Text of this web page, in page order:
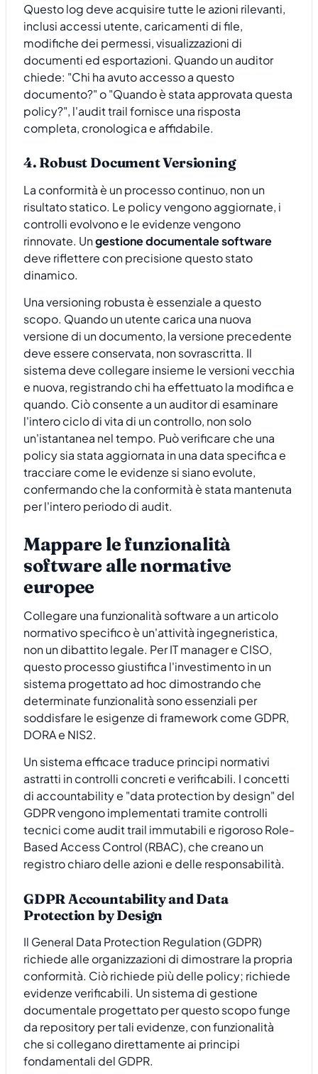
Questo log deve acquisire tutte le azioni rilevanti,
inclusi accessi utente, caricamenti di file,
modifiche dei permessi, visualizzazioni di
documenti ed esportazioni. Quando un auditor
chiede: "Chi ha avuto accesso a questo
documento?" o "Quando è stata approvata questa
policy?", l'audit trail fornisce una risposta
completa, cronologica e affidabile.
4. Robust Document Versioning
La conformità è un processo continuo, non un
risultato statico. Le policy vengono aggiornate, i
controlli evolvono e le evidenze vengono
rinnovate. Ungestione documentale software
deve riflettere con precisione questo stato
dinamico.
Una versioning robusta è essenziale a questo
scopo. Quando un utente carica una nuova
versione di un documento, la versione precedente
deve essere conservata, non sovrascritta. Il
sistema deve collegare insieme le versioni vecchia
e nuova, registrando chi ha effettuato la modifica e
quando. Ciò consente a un auditor di esaminare
l'intero ciclo di vita di un controllo, non solo
un'istantanea nel tempo. Può verificare che una
policy sia stata aggiornata in una data specifica e
tracciare come le evidenze si siano evolute,
confermando che la conformità è stata mantenuta
per l'intero periodo di audit.
Mappare le funzionalità
software alle normative
europee
Collegare una funzionalità software a un articolo
normativo specifico è un'attività ingegneristica,
non un dibattito legale. Per IT manager e CISO,
questo processo giustifica l'investimento in un
sistema progettato ad hoc dimostrando che
determinate funzionalità sono essenziali per
soddisfare le esigenze di framework come GDPR,
DORA e NIS2.
Un sistema efficace traduce principi normativi
astratti in controlli concreti e verificabili. I concetti
di accountability e "data protection by design" del
GDPR vengono implementati tramite controlli
tecnici come audit trail immutabili e rigoroso Role-
Based Access Control (RBAC), che creano un
registro chiaro delle azioni e delle responsabilità.
GDPR Accountability and Data
Protection by Design
Il General Data Protection Regulation (GDPR)
richiede alle organizzazioni di dimostrare la propria
conformità. Ciò richiede più delle policy; richiede
evidenze verificabili. Un sistema di gestione
documentale progettato per questo scopo funge
da repository per tali evidenze, con funzionalità
che si collegano direttamente ai principi
fondamentali del GDPR.